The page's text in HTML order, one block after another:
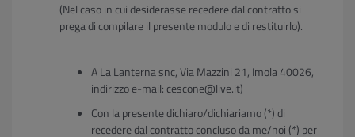
(Nel caso in cui desiderasse recedere dal contratto si
prega di compilare il presente modulo e di restituirlo).
A La Lanterna snc, Via Mazzini 21, Imola 40026,
indirizzo e-mail: cescone@live.it)
Con la presente dichiaro/dichiariamo (*) di
recedere dal contratto concluso da me/noi (*) per